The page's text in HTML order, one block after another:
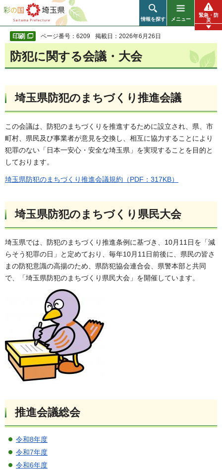
彩の国 埼玉県
情報を探す メニュー
緊急・防
災
ページ番号：6209 掲載日：2026年6月26日
防犯に関する会議・大会
埼玉県防犯のまちづくり推進会議
この会議は、防犯のまちづくりを推進するために設立され、県、市
町村、県民及び事業者が意見を交換し、相互に協力することにより
犯罪のない「日本一安心・安全な埼玉県」を実現することを目的と
しております。
埼玉県防犯のまちづくり推進会議規約（PDF：317KB）
埼玉県防犯のまちづくり県民大会
埼玉県では、防犯のまちづくり推進条例に基づき、10月11日を「減
らそう犯罪の日」と定めており、毎年10月11日前後に、県民の皆さ
まの防犯意識の高揚のため、県防犯協会連合会、県警本部と共同
で、「埼玉県防犯のまちづくり県民大会」を開催しています。
推進会議総会
令和8年度
令和7年度
令和6年度